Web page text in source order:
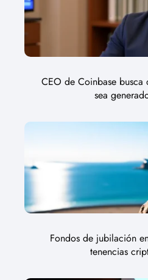
CEO de Coinbase
sea
Fondos de jubilación
tenencias